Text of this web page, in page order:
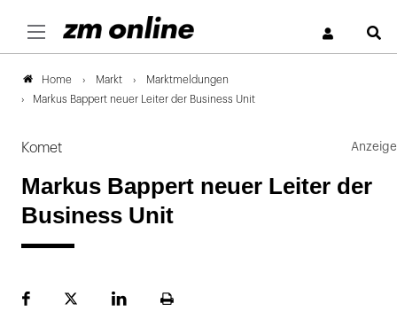
Home Markt
Marktmeldungen
Markus Bappert neuer Leiter der Business Unit
Komet
Markus Bappert neuer Leiter der
Business Unit
FacebookPlattformLinekdInSeite